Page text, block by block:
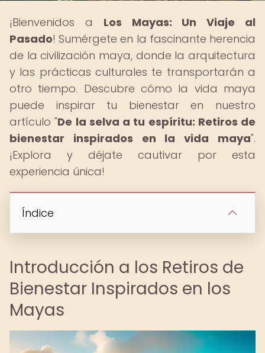
¡Bienvenidos a Los Mayas: Un Viaje al
Pasado! Sumérgete en la fascinante herencia
de la civilización maya, donde la arquitectura
y las prácticas culturales te transportarán a
otro tiempo. Descubre cómo la vida maya
puede inspirar tu bienestar en nuestro
artículo "De la selva a tu espíritu: Retiros de
bienestar inspirados en la vida maya".
¡Explora y déjate cautivar por esta
experiencia única!
Índice
Introducción a los Retiros de
Bienestar Inspirados en los
Mayas